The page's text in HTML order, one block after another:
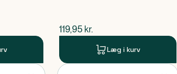
$nuværende pris
119,95 kr.
Læg i kurv